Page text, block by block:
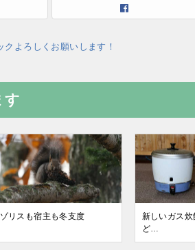
クよろしくお願いします！
す
リスも宿主も冬支度
新しいガス
ど…